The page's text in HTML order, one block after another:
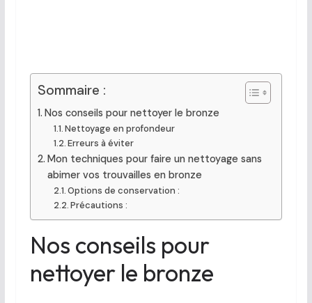
Sommaire :
Nos conseils pour nettoyer le bronze
Nettoyage en profondeur
Erreurs à éviter
Mon techniques pour faire un nettoyage sans
abimer vos trouvailles en bronze
Options de conservation :
Précautions :
Nos conseils pour
nettoyer le bronze